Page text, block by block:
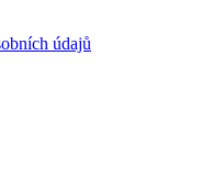
údajů